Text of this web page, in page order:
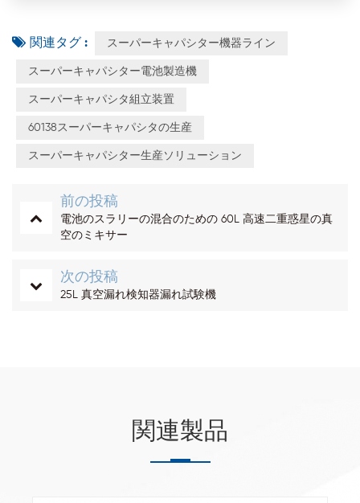
関連タグ : スーパーキャパシター機器ライン
スーパーキャパシター電池製造機
スーパーキャパシタ組立装置
60138スーパーキャパシタの生産
スーパーキャパシター生産ソリューション
前の投稿
電池のスラリーの混合のための 60L 高速二重惑星の真
空のミキサー
次の投稿
25L 真空漏れ検知器漏れ試験機
関連製品